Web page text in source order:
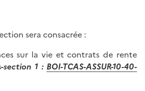
sera consacrée :
sur la vie et contrats de rente
section 1 : BOI-TCAS-ASSUR-10-40-